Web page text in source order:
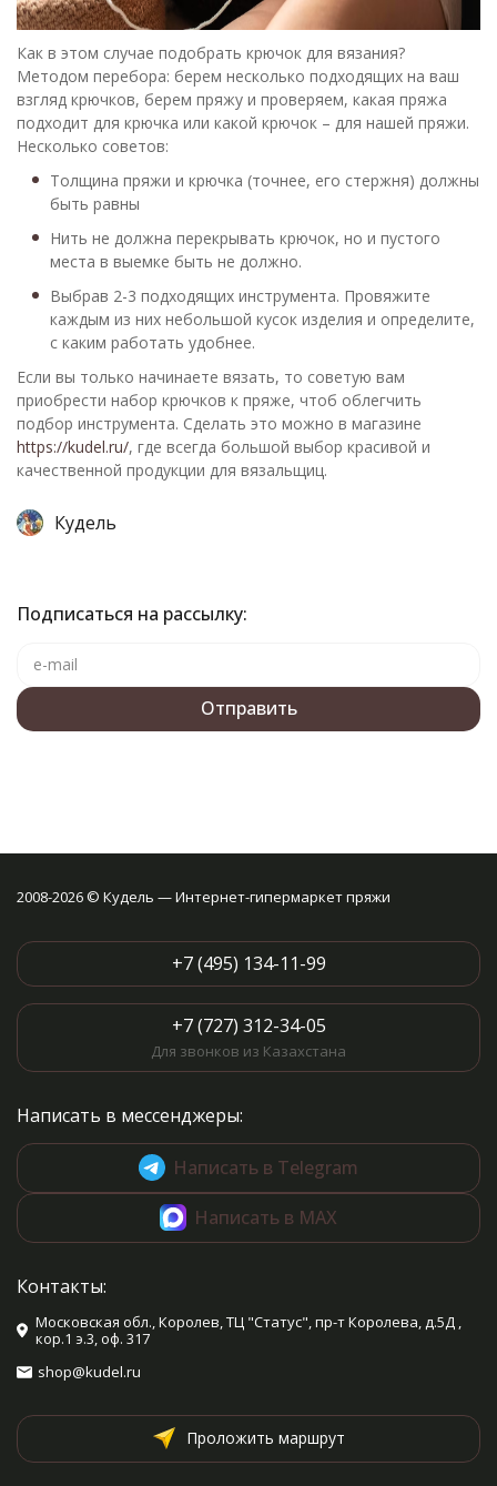
Как в этом случае подобрать крючок для вязания?
Методом перебора: берем несколько подходящих на ваш
взгляд крючков, берем пряжу и проверяем, какая пряжа
подходит для крючка или какой крючок – для нашей пряжи.
Несколько советов:
Толщина пряжи и крючка (точнее, его стержня) должны
быть равны
Нить не должна перекрывать крючок, но и пустого
места в выемке быть не должно.
Выбрав 2-3 подходящих инструмента. Провяжите
каждым из них небольшой кусок изделия и определите,
с каким работать удобнее.
Если вы только начинаете вязать, то советую вам
приобрести набор крючков к пряже, чтоб облегчить
подбор инструмента. Сделать это можно в магазине
https://kudel.ru/, где всегда большой выбор красивой и
качественной продукции для вязальщиц.
Кудель
Подписаться на рассылку:
2008-2026 © Кудель — Интернет-гипермаркет пряжи
+7 (495) 134-11-99
+7 (727) 312-34-05
Для звонков из Казахстана
Написать в мессенджеры:
Написать в Telegram
Написать в MAX
Контакты:
Московская обл., Королев, ТЦ "Статус", пр-т Королева, д.5Д ,
кор.1 э.3, оф. 317
shop@kudel.ru
Проложить маршрут